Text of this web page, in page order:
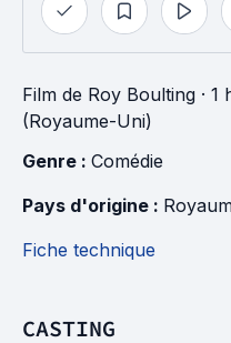
Film de Roy Boulting · 1
(Royaume-Uni)
Genre : Comédie
Pays d'origine :
Fiche technique
CASTING